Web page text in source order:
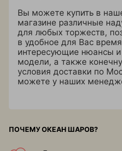
Вы можете купить в
магазине различные
для любых торжеств,
в удобное для Вас
интересующие нюансы и
модели, а также
условия доставки по
можете у наших
ПОЧЕМУ ОКЕАН ШАРОВ?